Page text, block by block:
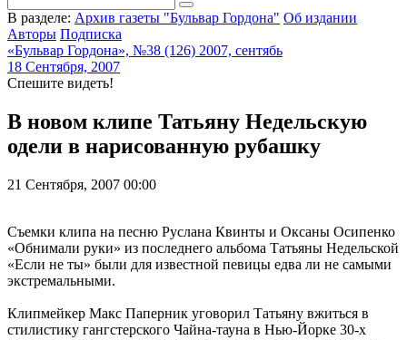
В разделе: Архив газеты "Бульвар Гордона" Об издании
Авторы Подписка
«Бульвар Гордона», №38 (126) 2007, сентябь
18 Сентября, 2007
Спешите видеть!
В новом клипе Татьяну Недельскую
одели в нарисованную рубашку
21 Сентября, 2007 00:00
Съемки клипа на песню Руслана Квинты и Оксаны Осипенко
«Обнимали руки» из последнего альбома Татьяны Недельской
«Если не ты» были для известной певицы едва ли не самыми
экстремальными.
Клипмейкер Макс Паперник уговорил Татьяну вжиться в
стилистику гангстерского Чайна-тауна в Нью-Йорке 30-х